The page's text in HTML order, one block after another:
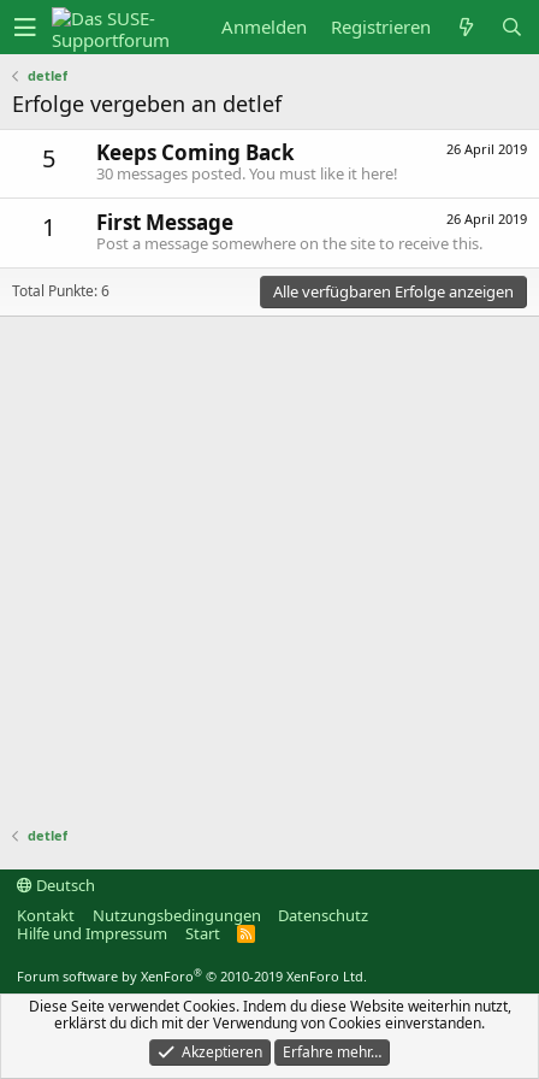
Anmelden Registrieren
detlef
Erfolge vergeben an detlef
5 26 April 2019
Keeps Coming Back
30 messages posted. You must like it here!
1 26 April 2019
First Message
Post a message somewhere on the site to receive this.
Total Punkte: 6 Alle verfügbaren Erfolge anzeigen
detlef
Deutsch
Kontakt
Nutzungsbedingungen
Datenschutz
Hilfe und Impressum
Start
R
Forum software by XenForo® © 2010-2019 XenForo Ltd.
Diese Seite verwendet Cookies. Indem du diese Website weiterhin nutzt,
erklärst du dich mit der Verwendung von Cookies einverstanden.
Akzeptieren
Erfahre mehr…